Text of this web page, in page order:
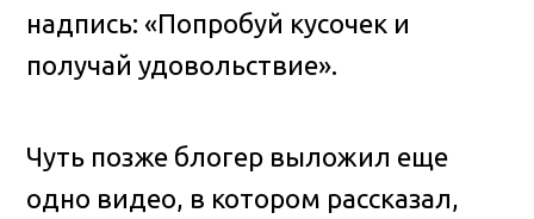
надпись: «Попробуй кусочек и
получай удовольствие».
Чуть позже блогер выложил еще
одно видео, в котором рассказал,